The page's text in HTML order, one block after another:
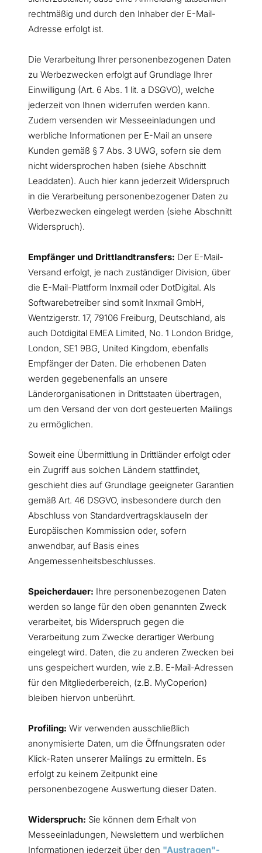
rechtmäßig und durch den Inhaber der E-Mail-
Adresse erfolgt ist.
Die Verarbeitung Ihrer personenbezogenen Daten
zu Werbezwecken erfolgt auf Grundlage Ihrer
Einwilligung (Art. 6 Abs. 1 lit. a DSGVO), welche
jederzeit von Ihnen widerrufen werden kann.
Zudem versenden wir Messeeinladungen und
werbliche Informationen per E-Mail an unsere
Kunden gemäß § 7 Abs. 3 UWG, sofern sie dem
nicht widersprochen haben (siehe Abschnitt
Leaddaten). Auch hier kann jederzeit Widerspruch
in die Verarbeitung personenbezogener Daten zu
Werbezwecken eingelegt werden (siehe Abschnitt
Widerspruch).
Empfänger und Drittlandtransfers: Der E-Mail-
Versand erfolgt, je nach zuständiger Division, über
die E-Mail-Plattform Inxmail oder DotDigital. Als
Softwarebetreiber sind somit Inxmail GmbH,
Wentzigerstr. 17, 79106 Freiburg, Deutschland, als
auch Dotdigital EMEA Limited, No. 1 London Bridge,
London, SE1 9BG, United Kingdom, ebenfalls
Empfänger der Daten. Die erhobenen Daten
werden gegebenenfalls an unsere
Länderorganisationen in Drittstaaten übertragen,
um den Versand der von dort gesteuerten Mailings
zu ermöglichen.
Soweit eine Übermittlung in Drittländer erfolgt oder
ein Zugriff aus solchen Ländern stattfindet,
geschieht dies auf Grundlage geeigneter Garantien
gemäß Art. 46 DSGVO, insbesondere durch den
Abschluss von Standardvertragsklauseln der
Europäischen Kommission oder, sofern
anwendbar, auf Basis eines
Angemessenheitsbeschlusses.
Speicherdauer: Ihre personenbezogenen Daten
werden so lange für den oben genannten Zweck
verarbeitet, bis Widerspruch gegen die
Verarbeitung zum Zwecke derartiger Werbung
eingelegt wird. Daten, die zu anderen Zwecken bei
uns gespeichert wurden, wie z.B. E-Mail-Adressen
für den Mitgliederbereich, (z.B. MyCoperion)
bleiben hiervon unberührt.
Profiling: Wir verwenden ausschließlich
anonymisierte Daten, um die Öffnungsraten oder
Klick-Raten unserer Mailings zu ermitteln. Es
erfolgt zu keinem Zeitpunkt eine
personenbezogene Auswertung dieser Daten.
Widerspruch: Sie können dem Erhalt von
Messeeinladungen, Newslettern und werblichen
Informationen jederzeit über den "Austragen"-